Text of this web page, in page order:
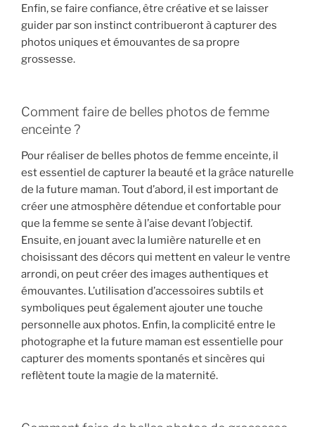
Enfin, se faire confiance, être créative et se laisser
guider par son instinct contribueront à capturer des
photos uniques et émouvantes de sa propre
grossesse.
Comment faire de belles photos de femme
enceinte ?
Pour réaliser de belles photos de femme enceinte, il
est essentiel de capturer la beauté et la grâce naturelle
de la future maman. Tout d’abord, il est important de
créer une atmosphère détendue et confortable pour
que la femme se sente à l’aise devant l’objectif.
Ensuite, en jouant avec la lumière naturelle et en
choisissant des décors qui mettent en valeur le ventre
arrondi, on peut créer des images authentiques et
émouvantes. L’utilisation d’accessoires subtils et
symboliques peut également ajouter une touche
personnelle aux photos. Enfin, la complicité entre le
photographe et la future maman est essentielle pour
capturer des moments spontanés et sincères qui
reflètent toute la magie de la maternité.